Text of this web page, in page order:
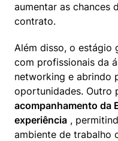
aumentar as chances
contrato.
Além disso, o estágio
com profissionais da
networking e abrindo
acompanhamento da
experiência ,
ambiente de trabalho